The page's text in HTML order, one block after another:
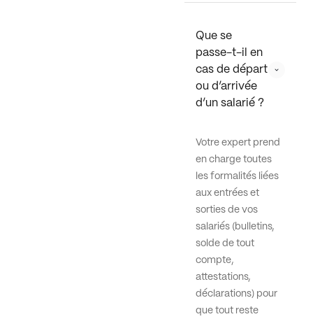
Que se
passe-t-il en
cas de départ
ou d’arrivée
d’un salarié ?
Votre expert prend
en charge toutes
les formalités liées
aux entrées et
sorties de vos
salariés (bulletins,
solde de tout
compte,
attestations,
déclarations) pour
que tout reste